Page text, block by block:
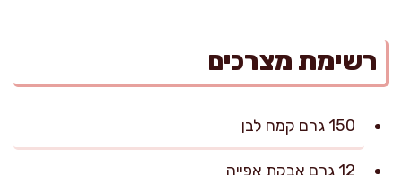
רשימת מצרכים
150 גרם קמח לבן
12 גרם אבקת אפייה